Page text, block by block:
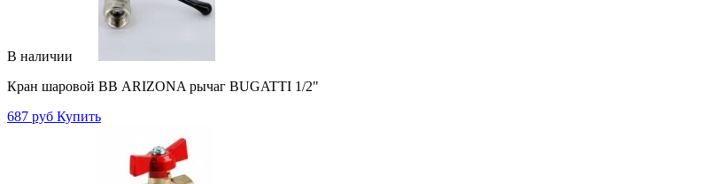
В наличии
Кран шаровой ВВ ARIZONA рычаг BUGATTI 1/2"
687 руб Купить